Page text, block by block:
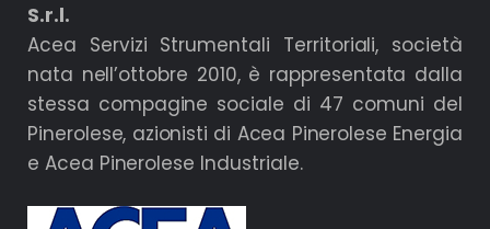
S.r.l.
Acea Servizi Strumentali Territoriali, società
nata nell’ottobre 2010, è rappresentata dalla
stessa compagine sociale di 47 comuni del
Pinerolese, azionisti di Acea Pinerolese Energia
e Acea Pinerolese Industriale.